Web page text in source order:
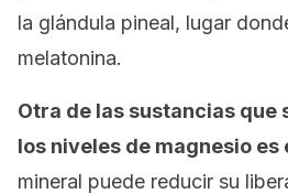
la glándula pineal, lugar
melatonina.
Otra de las sustancias que
los niveles de magnesio es
mineral puede reducir su